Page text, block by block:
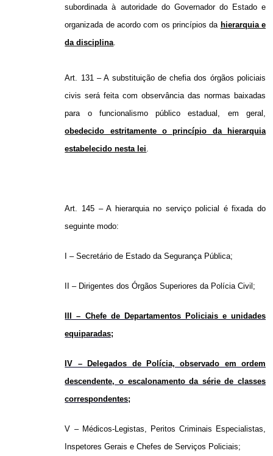
subordinada à autoridade do Governador do Estado e
organizada de acordo com os princípios da hierarquia e
da disciplina.
Art. 131 – A substituição de chefia dos órgãos policiais
civis será feita com observância das normas baixadas
para o funcionalismo público estadual, em geral,
obedecido estritamente o princípio da hierarquia
estabelecido nesta lei.
Art. 145 – A hierarquia no serviço policial é fixada do
seguinte modo:
I – Secretário de Estado da Segurança Pública;
II – Dirigentes dos Órgãos Superiores da Polícia Civil;
III – Chefe de Departamentos Policiais e unidades
equiparadas;
IV – Delegados de Polícia, observado em ordem
descendente, o escalonamento da série de classes
correspondentes;
V – Médicos-Legistas, Peritos Criminais Especialistas,
Inspetores Gerais e Chefes de Serviços Policiais;